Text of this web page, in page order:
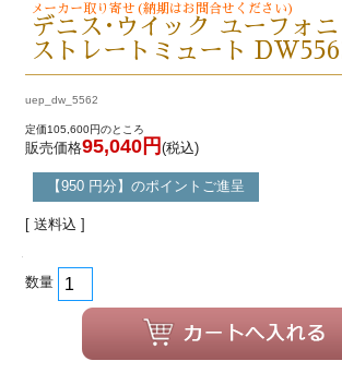
メーカー取り寄せ(納期はお問合せください)
デニス･ウイック ユーフォ
ストレートミュート
uep_dw_5562
定価105,600円のところ
販売価格95,040円 (税込)
【950 円分】のポイントご進呈
[ 送料込 ]
数量